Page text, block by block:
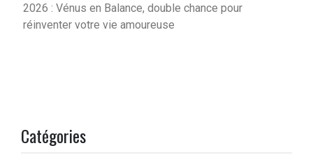
2026 : Vénus en Balance, double chance pour
réinventer votre vie amoureuse
Catégories